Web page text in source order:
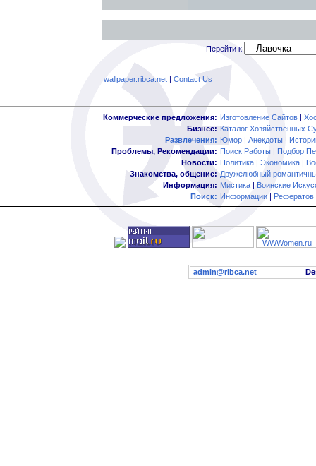
Перейти к
wallpaper.ribca.net| Contact Us
Коммерческие предложения: Изготовление Сайтов |
Бизнес: Каталог Хозяйственных
Развлечения: Юмор | Анекдоты |
Проблемы, Рекомендации: Поиск Работы | Подбор
Новости: Политика | Экономика |
Знакомства, общение: Дружелюбный
Информация: Мистика | Воинские
Поиск: Информации | Рефератов
admin@ribca.net